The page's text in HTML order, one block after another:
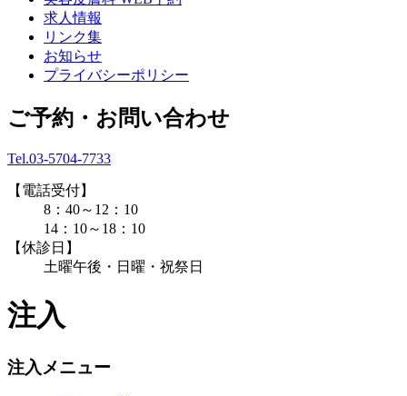
求人情報
リンク集
お知らせ
プライバシーポリシー
ご予約・お問い合わせ
Tel.03-5704-7733
【電話受付】
8：40～12：10
14：10～18：10
【休診日】
土曜午後・日曜・祝祭日
注入
注入メニュー